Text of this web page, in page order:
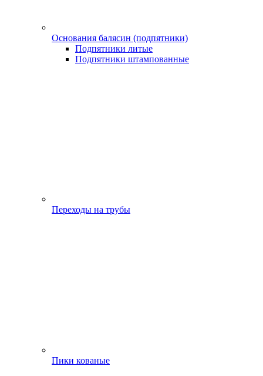
Основания балясин (подпятники)
Подпятники литые
Подпятники штампованные
Переходы на трубы
Пики кованые